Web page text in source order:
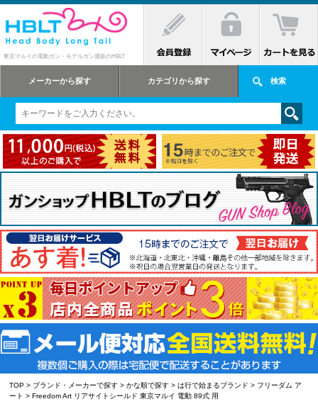
東京マルイの電動ガン・モデルガン通販のHBLT
メーカーから探す カテゴリから探す 検索
TOP > ブランド・メーカーで探す >かな順で探す >は行で始まるブランド > フリーダム ア
ート > Freedom Art リアサイトシールド 東京マルイ 電動 89式 用